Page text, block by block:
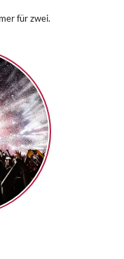
für zwei.